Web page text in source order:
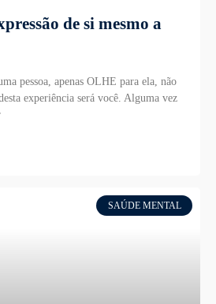
de si mesmo a
pessoa, apenas OLHE para ela, não
experiência será você. Alguma vez
SAÚDE MENTAL